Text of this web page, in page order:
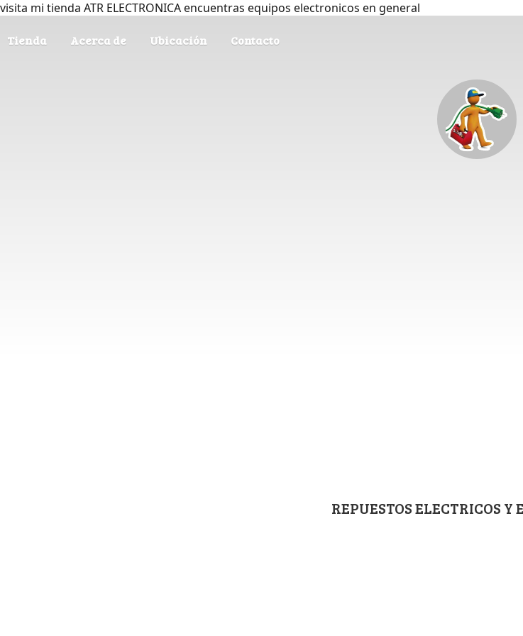
visita mi tienda ATR ELECTRONICA encuentras equipos electronicos en general
Tienda Acerca de Ubicación Contacto
REPUESTOS ELECTRICOS Y